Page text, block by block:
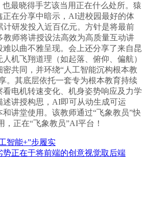
也最晓得手艺该当用正在什么处所。猿
正在分享中暗示，AI进校园最好的体
研发投入近百亿元。方针是将最前
师将讲授设法高效为高质量互动讲
以曲不雅呈现。会上还分享了来自昆
机飞翔道理（如起落、俯仰、偏航）
共同，并环绕“人工智能沉构根本教
。其底层依托一套专为根本教育持续
电机转速变化、机身姿势响应及力学
述讲授构思，AI即可从动生成可运
讲堂使用。该教师通过“飞象教员”快
正在“飞象教员”AI平台！
智能+”步履实
势正在于将前端的创意视觉取后端